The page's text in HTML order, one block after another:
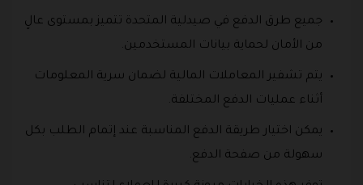
جميع طرق الدفع في صيدلية المتحدة تتميز بمستوى عالٍ
من الأمان لحماية بيانات المستخدمين.
يتم تشفير المعاملات المالية لضمان سرية المعلومات
أثناء عمليات الدفع المختلفة.
يمكن اختيار طريقة الدفع المناسبة عند إتمام الطلب بكل
سهولة من صفحة الدفع.